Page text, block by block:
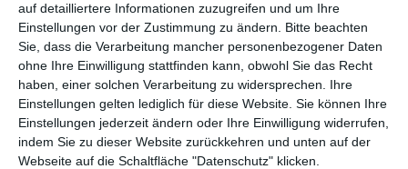
auf detailliertere Informationen zuzugreifen und um Ihre
Einstellungen vor der Zustimmung zu ändern. Bitte beachten
Sie, dass die Verarbeitung mancher personenbezogener Daten
ohne Ihre Einwilligung stattfinden kann, obwohl Sie das Recht
haben, einer solchen Verarbeitung zu widersprechen. Ihre
Einstellungen gelten lediglich für diese Website. Sie können Ihre
Einstellungen jederzeit ändern oder Ihre Einwilligung widerrufen,
indem Sie zu dieser Website zurückkehren und unten auf der
Webseite auf die Schaltfläche "Datenschutz" klicken.
Feiertage, Festtage
Ehrentage
Vatertag